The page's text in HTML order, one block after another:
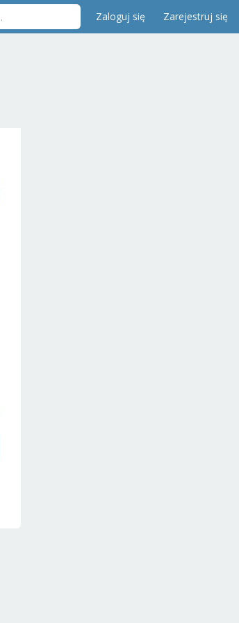
Zaloguj się Zarejestruj się